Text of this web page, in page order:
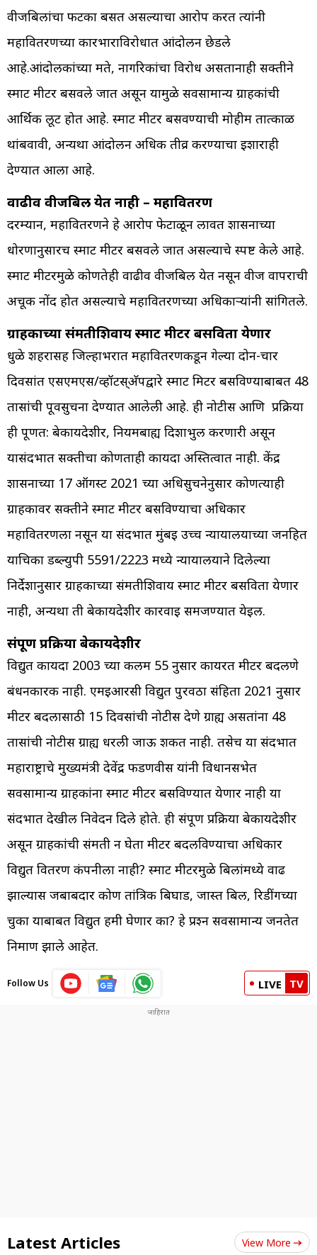
वीजबिलांचा फटका बसत असल्याचा आरोप करत त्यांनी
महावितरणच्या कारभाराविरोधात आंदोलन छेडले
आहे.आंदोलकांच्या मते, नागरिकांचा विरोध असतानाही सक्तीने
स्मार्ट मीटर बसवले जात असून यामुळे सर्वसामान्य ग्राहकांची
आर्थिक लूट होत आहे. स्मार्ट मीटर बसवण्याची मोहीम तात्काळ
थांबवावी, अन्यथा आंदोलन अधिक तीव्र करण्याचा इशाराही
देण्यात आला आहे.
वाढीव वीजबिल येत नाही – महावितरण
दरम्यान, महावितरणने हे आरोप फेटाळून लावत शासनाच्या
धोरणानुसारच स्मार्ट मीटर बसवले जात असल्याचे स्पष्ट केले आहे.
स्मार्ट मीटरमुळे कोणतेही वाढीव वीजबिल येत नसून वीज वापराची
अचूक नोंद होत असल्याचे महावितरणच्या अधिकाऱ्यांनी सांगितले.
ग्राहकाच्या संमतीशिवाय स्मार्ट मीटर बसविता येणार
धुळे शहरासह जिल्हाभरात महावितरणकडून गेल्या दोन-चार
दिवसांत एसएमएस/व्हॉटस्अ‍ॅपद्वारे स्मार्ट मिटर बसविण्याबाबत 48
तासांची पूर्वसुचना देण्यात आलेली आहे. ही नोटीस आणि प्रक्रिया
ही पूर्णत: बेकायदेशीर, नियमबाह्य दिशाभुल करणारी असून
यासंदर्भात सक्तीचा कोणताही कायदा अस्तित्वात नाही. केंद्र
शासनाच्या 17 ऑगस्ट 2021 च्या अधिसुचनेनुसार कोणत्याही
ग्राहकावर सक्तीने स्मार्ट मीटर बसविण्याचा अधिकार
महावितरणला नसून या संदर्भात मुंबई उच्च न्यायालयाच्या जनहित
याचिका डब्ल्युपी 5591/2223 मध्ये न्यायालयाने दिलेल्या
निर्देशानुसार ग्राहकाच्या संमतीशिवाय स्मार्ट मीटर बसविता येणार
नाही, अन्यथा ती बेकायदेशीर कारवाई समजण्यात येईल.
संपूर्ण प्रक्रिया बेकायदेशीर
विद्युत कायदा 2003 च्या कलम 55 नुसार कार्यरत मीटर बदलणे
बंधनकारक नाही. एमईआरसी विद्युत पुरवठा संहिता 2021 नुसार
मीटर बदलासाठी 15 दिवसांची नोटीस देणे ग्राह्य असतांना 48
तासांची नोटीस ग्राह्य धरली जाऊ शकत नाही. तसेच या संदर्भात
महाराष्ट्राचे मुख्यमंत्री देवेंद्र फडणवीस यांनी विधानसभेत
सर्वसामान्य ग्राहकांना स्मार्ट मीटर बसविण्यात येणार नाही या
संदर्भात देखील निवेदन दिले होते. ही संपूर्ण प्रक्रिया बेकायदेशीर
असून ग्राहकांची संमती न घेता मीटर बदलविण्याचा अधिकार
विद्युत वितरण कंपनीला नाही? स्मार्ट मीटरमुळे बिलांमध्ये वाढ
झाल्यास जबाबदार कोण तांत्रिक बिघाड, जास्त बिल, रिडींगच्या
चुका याबाबत विद्युत हमी घेणार का? हे प्रश्‍न सर्वसामान्य जनतेत
निर्माण झाले आहेत.
Follow Us LIVE TV
Latest Articles View More